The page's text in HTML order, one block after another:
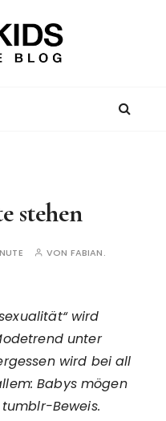
stehen
VON FABIAN.
wird
unter
wird bei all
Babys mögen
Beweis.